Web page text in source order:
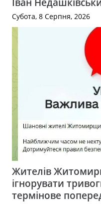
Субота, 8 Серпня, 2026
Жителів
ігнорувати
термінове